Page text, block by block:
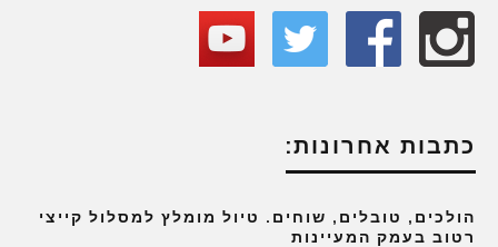
כתבות אחרונות:
הולכים, טובלים, שוחים. טיול מומלץ למסלול קייצי
רטוב בעמק המעיינות